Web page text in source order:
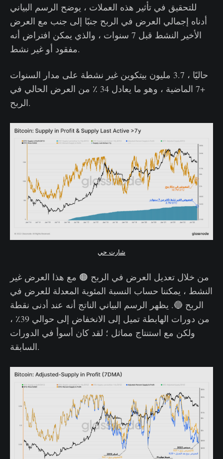
للتحقيق في تأثير هذه العملات ، يوضح الرسم البياني
أدناه إجمالي العرض في الربح جنبًا إلى جنب مع العرض
الأخير النشط قبل 7 سنوات ، والذي يمكن افتراض أنه
مفقود أو غير نشط.
حاليًا ، 3.7 مليون بيتكوين غير نشطة على مدار السنوات
+7 الماضية ، وهو ما يعادل 34 ٪ من العرض الحالي في
الربح.
شارت حي
من خلال تعديل العرض في الربح 🟠 مع هذا العرض غير
النشط ، يمكننا حساب النسبة المئوية المعدلة للعرض في
الربح 🔵. يظهر الرسم البياني الناتج أنه عند أدنى نقطة
من دورات الهابطة تميل إلى الانخفاض إلى حوالي 39٪ ،
ولكن مع استنتاج مماثل ؛ لقد كان أسوأ في الدورات
السابقة.